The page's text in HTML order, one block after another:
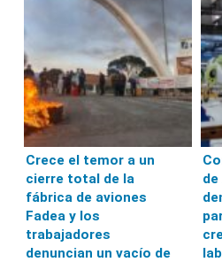
Crece el temor a un
cierre total de la
fábrica de aviones
Fadea y los
trabajadores
denuncian un vacío de
de